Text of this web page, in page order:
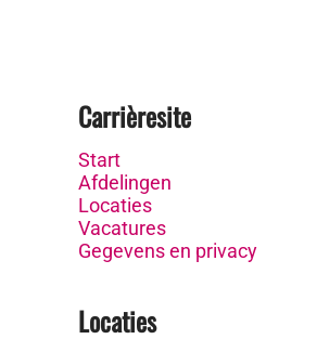
Carrièresite
Start
Afdelingen
Locaties
Vacatures
Gegevens en privacy
Locaties